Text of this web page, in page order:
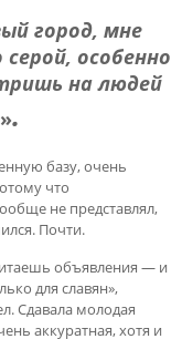
город, мне
особенно
на людей
».
базу, очень
что
не представлял,
Почти.
объявления — и
для славян»,
Сдавала молодая
аккуратная, хотя и